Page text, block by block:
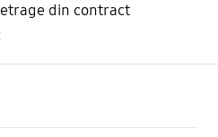
din contract